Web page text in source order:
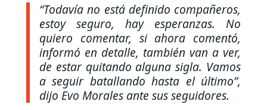
“Todavía no está definido compañeros,
estoy seguro, hay esperanzas. No
quiero comentar, si ahora comentó,
informó en detalle, también van a ver,
de estar quitando alguna sigla. Vamos
a seguir batallando hasta el último”,
dijo Evo Morales ante sus seguidores.